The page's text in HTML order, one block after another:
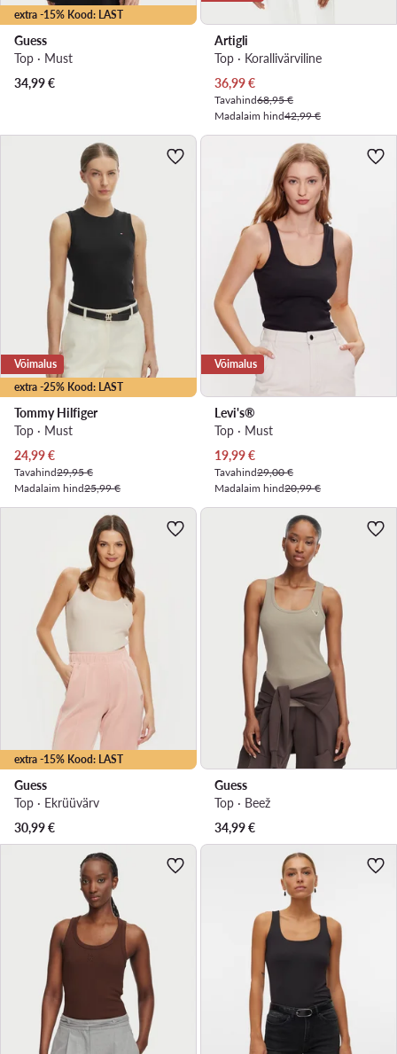
extra -15% Kood: LAST
Guess
Top · Must
34,99€
Artigli
Top · Korallivärviline
Praegune hind
36,99€
Tavahind68,95 €
Madalaim hind42,99 €
extra -25% Kood: LAST
Võimalus
Tommy Hilfiger
Top · Must
Praegune hind
24,99€
Tavahind29,95 €
Madalaim hind25,99 €
Võimalus
Levi's®
Top · Must
Praegune hind
19,99€
Tavahind29,00 €
Madalaim hind20,99 €
extra -15% Kood: LAST
Guess
Top · Ekrüüvärv
30,99€
Guess
Top · Beež
34,99€